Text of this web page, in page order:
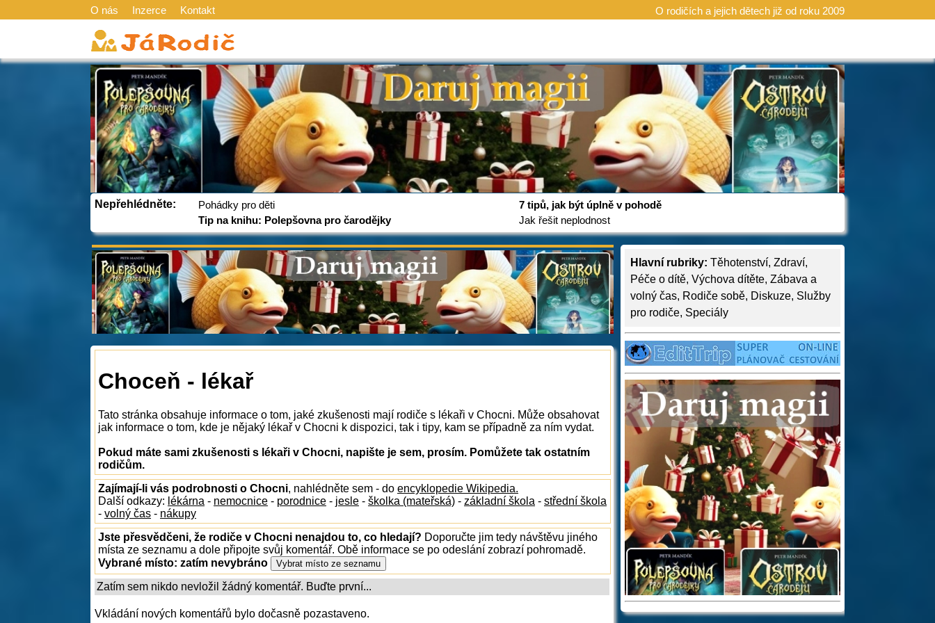
O nás Inzerce Kontakt O rodičích a jejich dětech již od roku 2009
Nepřehlédněte:
Pohádky pro děti
Tip na knihu: Polepšovna pro čarodějky
7 tipů, jak být úplně v pohodě
Jak řešit neplodnost
Hlavní rubriky: Těhotenství, Zdraví,
Péče o dítě, Výchova dítěte, Zábava a
volný čas, Rodiče sobě, Diskuze, Služby
pro rodiče, Speciály
Choceň - lékař
Tato stránka obsahuje informace o tom, jaké zkušenosti mají rodiče s lékaři v Chocni. Může obsahovat
jak informace o tom, kde je nějaký lékař v Chocni k dispozici, tak i tipy, kam se případně za ním vydat.
Pokud máte sami zkušenosti s lékaři v Chocni, napište je sem, prosím. Pomůžete tak ostatním
rodičům.
Zajímají-li vás podrobnosti o Chocni, nahlédněte sem - do encyklopedie Wikipedia.
Další odkazy: lékárna - nemocnice - porodnice - jesle - školka (mateřská) - základní škola - střední škola
- volný čas - nákupy
Jste přesvědčeni, že rodiče v Chocni nenajdou to, co hledají? Doporučte jim tedy návštěvu jiného
místa ze seznamu a dole připojte svůj komentář. Obě informace se po odeslání zobrazí pohromadě.
Vybrané místo: zatím nevybráno
Zatím sem nikdo nevložil žádný komentář. Buďte první...
Vkládání nových komentářů bylo dočasně pozastaveno.